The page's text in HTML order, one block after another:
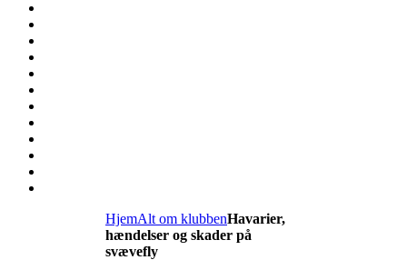
HjemAlt om klubbenHavarier,
hændelser og skader på
svævefly